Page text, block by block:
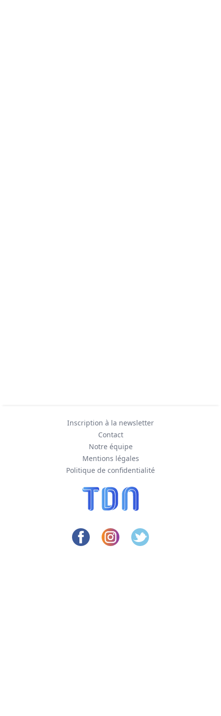
Inscription à la newsletter
Contact
Notre équipe
Mentions légales
Politique de confidentialité